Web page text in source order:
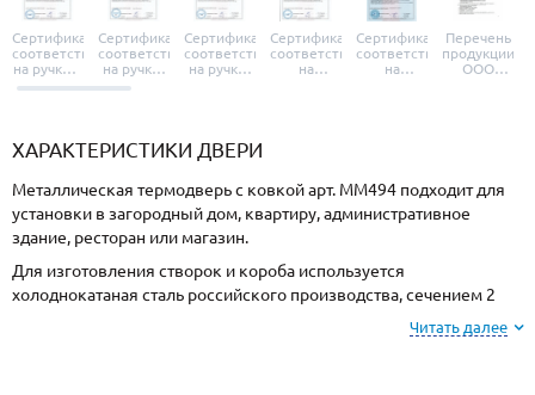
Сертификат
соответствия
на ручки и
броненакладки
Сертификат
соответствия
на ручки-
защелки
Сертификат
соответствия
на ручки-
Сертификат
соответствия
на
Сертификат
соответствия
на
Перечень
продукции
ООО
ХАРАКТЕРИСТИКИ ДВЕРИ
Металлическая термодверь с ковкой арт. ММ494 подходит для
установки в загородный дом, квартиру, административное
здание, ресторан или магазин.
Для изготовления створок и короба используется
холоднокатаная сталь российского производства, сечением 2
мм. Готовая конструкция имеет повышенную прочность иЧитать далее